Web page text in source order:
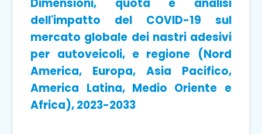
dell'impatto del COVID-19 sul
mercato globale dei nastri adesivi
per autoveicoli, e regione (Nord
America, Europa, Asia Pacifico,
America Latina, Medio Oriente e
Africa), 2023-2033